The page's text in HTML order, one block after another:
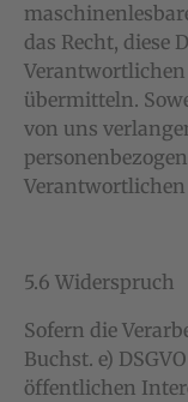
das Recht, diese
übermitteln.
von uns
5.6 Widerspruch
Sofern die
Buchst. e)
öffentlichen